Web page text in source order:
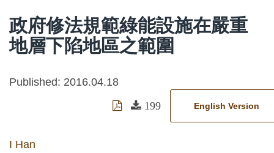
政府修法規範綠能設施在嚴重
地層下陷地區之範圍
Published: 2016.04.18
English Version
199
I Han